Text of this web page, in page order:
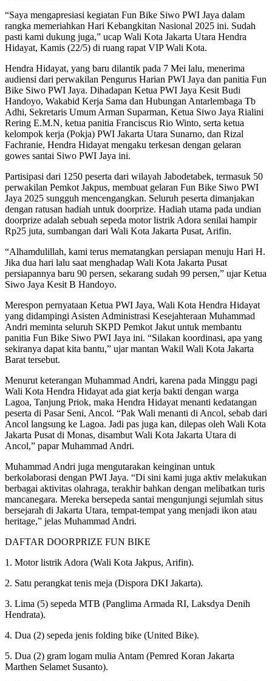
“Saya mengapresiasi kegiatan Fun Bike Siwo PWI Jaya dalam
rangka memeriahkan Hari Kebangkitan Nasional 2025 ini. Sudah
pasti kami dukung juga,” ucap Wali Kota Jakarta Utara Hendra
Hidayat, Kamis (22/5) di ruang rapat VIP Wali Kota.
Hendra Hidayat, yang baru dilantik pada 7 Mei lalu, menerima
audiensi dari perwakilan Pengurus Harian PWI Jaya dan panitia Fun
Bike Siwo PWI Jaya. Dihadapan Ketua PWI Jaya Kesit Budi
Handoyo, Wakabid Kerja Sama dan Hubungan Antarlembaga Tb
Adhi, Sekretaris Umum Arman Suparman, Ketua Siwo Jaya Rialini
Rering E.M.N, ketua panitia Franciscus Rio Winto, serta ketua
kelompok kerja (Pokja) PWI Jakarta Utara Sunarno, dan Rizal
Fachranie, Hendra Hidayat mengaku terkesan dengan gelaran
gowes santai Siwo PWI Jaya ini.
Partisipasi dari 1250 peserta dari wilayah Jabodetabek, termasuk 50
perwakilan Pemkot Jakpus, membuat gelaran Fun Bike Siwo PWI
Jaya 2025 sungguh mencengangkan. Seluruh peserta dimanjakan
dengan ratusan hadiah untuk doorprize. Hadiah utama pada undian
doorprize adalah sebuah sepeda motor listrik Adora senilai hampir
Rp25 juta, sumbangan dari Wali Kota Jakarta Pusat, Arifin.
“Alhamdulillah, kami terus mematangkan persiapan menuju Hari H.
Jika dua hari lalu saat menghadap Wali Kota Jakarta Pusat
persiapannya baru 90 persen, sekarang sudah 99 persen,” ujar Ketua
Siwo Jaya Kesit B Handoyo.
Merespon pernyataan Ketua PWI Jaya, Wali Kota Hendra Hidayat
yang didampingi Asisten Administrasi Kesejahteraan Muhammad
Andri meminta seluruh SKPD Pemkot Jakut untuk membantu
panitia Fun Bike Siwo PWI Jaya ini. “Silakan koordinasi, apa yang
sekiranya dapat kita bantu,” ujar mantan Wakil Wali Kota Jakarta
Barat tersebut.
Menurut keterangan Muhammad Andri, karena pada Minggu pagi
Wali Kota Hendra Hidayat ada giat kerja bakti dengan warga
Lagoa, Tanjung Priok, maka Hendra Hidayat menanti kedatangan
peserta di Pasar Seni, Ancol. “Pak Wali menanti di Ancol, sebab dari
Ancol langsung ke Lagoa. Jadi pas juga kan, dilepas oleh Wali Kota
Jakarta Pusat di Monas, disambut Wali Kota Jakarta Utara di
Ancol,” papar Muhammad Andri.
Muhammad Andri juga mengutarakan keinginan untuk
berkolaborasi dengan PWI Jaya. “Di sini kami juga aktiv melakukan
berbagai aktivitas olahraga, terakhir bahkan dengan melibatkan turis
mancanegara. Mereka bersepeda santai mengunjungi sejumlah situs
bersejarah di Jakarta Utara, tempat-tempat yang menjadi ikon atau
heritage,” jelas Muhammad Andri.
DAFTAR DOORPRIZE FUN BIKE
1. Motor listrik Adora (Wali Kota Jakpus, Arifin).
2. Satu perangkat tenis meja (Dispora DKI Jakarta).
3. Lima (5) sepeda MTB (Panglima Armada RI, Laksdya Denih
Hendrata).
4. Dua (2) sepeda jenis folding bike (United Bike).
5. Dua (2) gram logam mulia Antam (Pemred Koran Jakarta
Marthen Selamet Susanto).